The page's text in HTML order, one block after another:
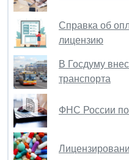
Справка об
лицензию
В Госдуму
транспорта
ФНС России